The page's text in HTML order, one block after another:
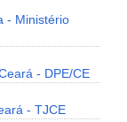
- Ministério
- DPE/CE
- TJCE